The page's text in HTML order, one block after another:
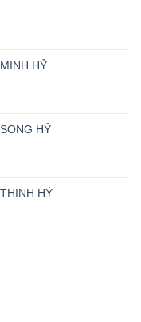
HỶ
HỶ
HỶ